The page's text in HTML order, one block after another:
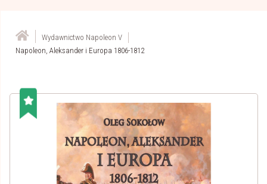
Wydawnictwo Napoleon V
Napoleon, Aleksander i Europa 1806-1812